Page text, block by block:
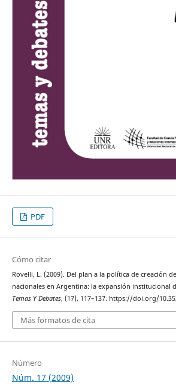
PDF
Cómo citar
Rovelli, L. (2009). Del plan a la política de creación
nacionales en Argentina: la expansión institucional
Temas Y Debates, (17), 117–137. https://doi.org/
Más formatos de cita
Número
Núm. 17 (2009)